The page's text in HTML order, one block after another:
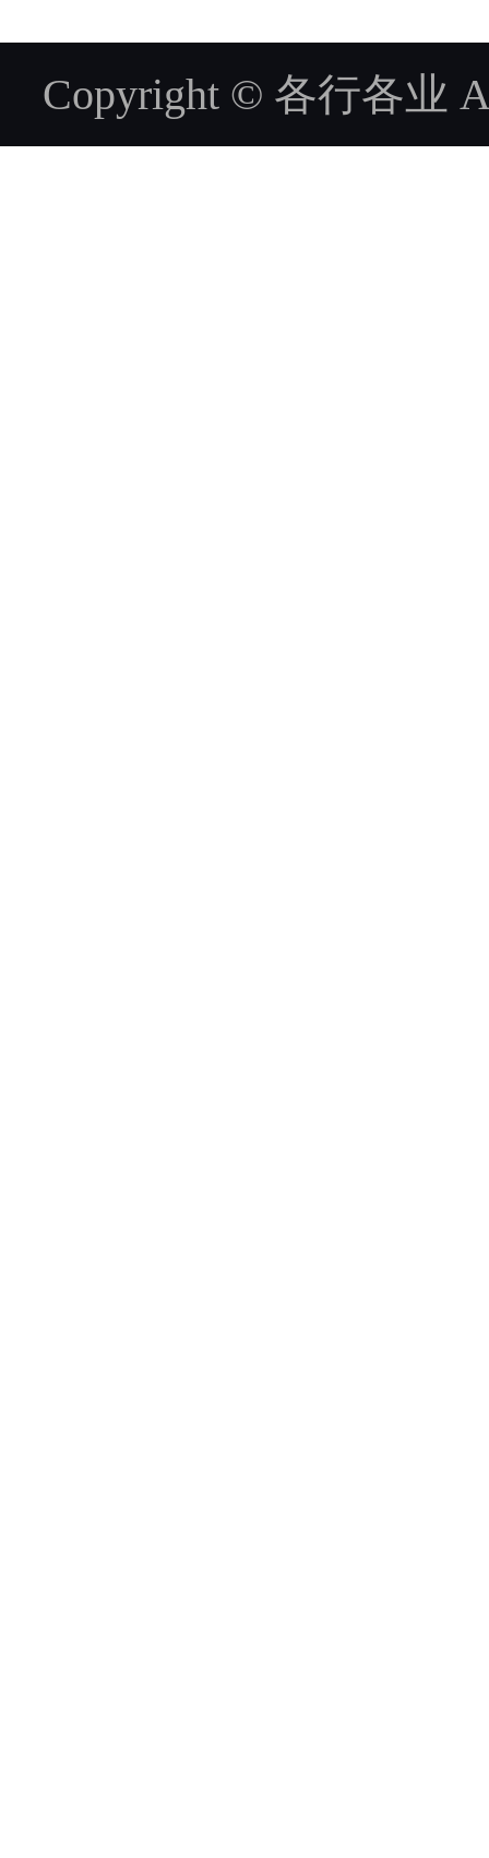
Copyright © 各行各业